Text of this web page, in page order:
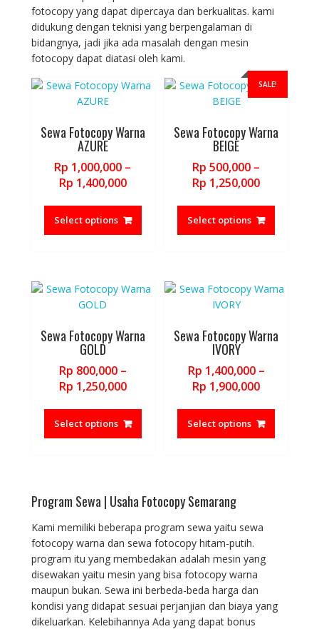
may
be
chosen
on
product
the
product
fotocopy yang dapat dipercaya dan berkualitas. kami
didukung dengan teknisi yang berpengalaman di
bidangnya, jadi jika ada masalah dengan mesin
fotocopy dapat diatasi oleh kami.
Sewa Fotocopy Warna
AZURE
Rp 1,000,000 –
Rp 1,400,000Price
Rp 1,000,000
through
Select options
This
has
options
chosen
page
SALE!
Sewa Fotocopy Warna
BEIGE
Rp 500,000 –
Rp 1,250,000Price
Rp 500,000
through
Select options
This
has
options
chosen
page
Sewa Fotocopy Warna
GOLD
Rp 800,000 –
Rp 1,250,000Price
Rp 800,000
through
Select options
This
has
options
be
chosen
on
the
product
page
Sewa Fotocopy Warna
IVORY
Rp 1,400,000 –
Rp 1,900,000Price
Rp
through
Select options
This
has
page
Program Sewa | Usaha Fotocopy Semarang
Kami memiliki beberapa program sewa yaitu sewa
fotocopy warna dan sewa fotocopy hitam-putih.
program itu yang membedakan adalah mesin yang
disewakan yaitu mesin yang bisa fotocopy warna
maupun bukan. Sewa ini berbeda-beda harga dan
kondisi yang didapat sesuai perjanjian dan biaya yang
dikeluarkan. Kelebihannya Ada yang dapat bonus